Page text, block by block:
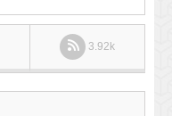
3.92k